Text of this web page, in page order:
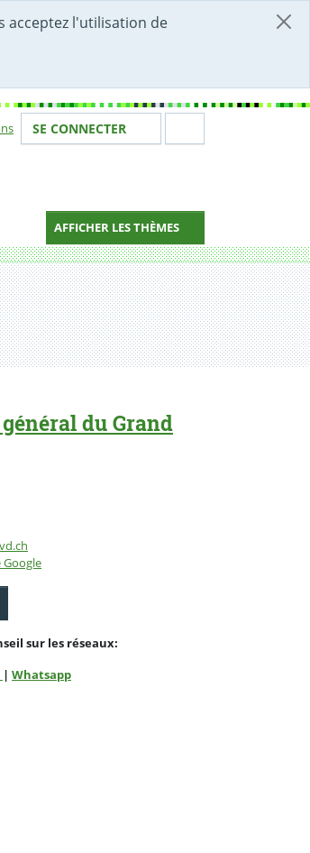
acceptez l'utilisation de
Votre identité
SE CONNECTER
AFFICHER LES THÈMES
du Grand
Google
sur les réseaux:
| Whatsapp